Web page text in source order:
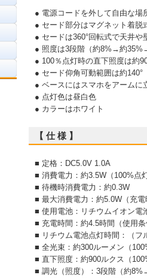
● 電源コードを外して自由な場
● セード部分はマグネット着脱
● セードは360°回転式で天井
● 照度は3段階（約8%→約
● 100％点灯時の直下照度は約
● セード仰角可動範囲は約140°
● ベースにはスマホをアームに
● 点灯色は昼白色
● カラーはホワイト
【 仕 様 】
■ 定格：DC5.0V 1.0A
■ 消費電力：約3.5W（100%点
■ 待機時消費電力：約0.3W
■ 最大消費電力：約5.0W（充
■ 使用電池：リチウムイオン電
■ 充電時間：約4.5時間（使用
■ リチウム電池点灯時間：（
■ 全光束：約300ルーメン（
■ 直下照度：約900ルクス（
■ 調光（照度）：3段階（約